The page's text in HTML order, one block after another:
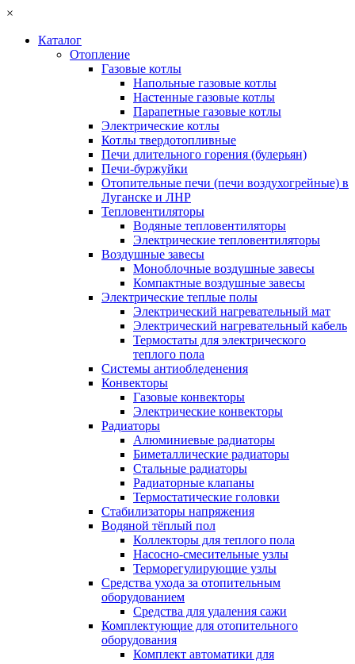
×
Каталог
Отопление
Газовые котлы
Напольные газовые котлы
Настенные газовые котлы
Парапетные газовые котлы
Электрические котлы
Котлы твердотопливные
Печи длительного горения (булерьян)
Печи-буржуйки
Отопительные печи (печи воздухогрейные) в
Луганске и ЛНР
Тепловентиляторы
Водяные тепловентиляторы
Электрические тепловентиляторы
Воздушные завесы
Моноблочные воздушные завесы
Компактные воздушные завесы
Электрические теплые полы
Электрический нагревательный мат
Электрический нагревательный кабель
Термостаты для электрического
теплого пола
Системы антиобледенения
Конвекторы
Газовые конвекторы
Электрические конвекторы
Радиаторы
Алюминиевые радиаторы
Биметаллические радиаторы
Стальные радиаторы
Радиаторные клапаны
Термостатические головки
Стабилизаторы напряжения
Водяной тёплый пол
Коллекторы для теплого пола
Насосно-смесительные узлы
Терморегулирующие узлы
Средства ухода за отопительным
оборудованием
Средства для удаления сажи
Комплектующие для отопительного
оборудования
Комплект автоматики для